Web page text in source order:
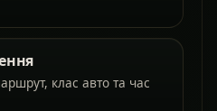
клас авто та час